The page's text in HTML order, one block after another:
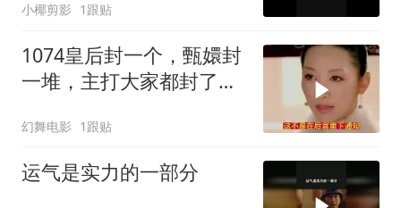
小椰剪影 1跟贴
1074皇后封一个，甄嬛封
一堆，主打大家都封了等
幻舞电影 1跟贴
运气是实力的一部分